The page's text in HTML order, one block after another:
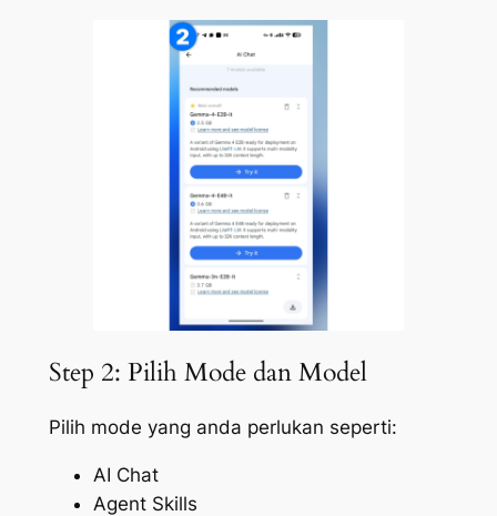
Step 2: Pilih Mode dan Model
Pilih mode yang anda perlukan seperti:
AI Chat
Agent Skills